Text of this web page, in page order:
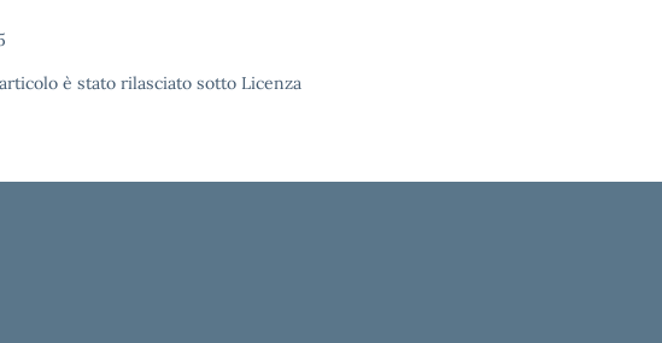
è stato rilasciato sotto Licenza